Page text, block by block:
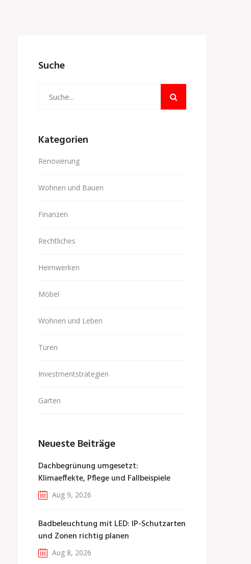
Suche
Kategorien
Renovierung
Wohnen und Bauen
Finanzen
Rechtliches
Heimwerken
Möbel
Wohnen und Leben
Türen
Investmentstrategien
Garten
Neueste Beiträge
Dachbegrünung umgesetzt:
Klimaeffekte, Pflege und Fallbeispiele
Aug 9, 2026
Badbeleuchtung mit LED: IP-Schutzarten
und Zonen richtig planen
Aug 8, 2026